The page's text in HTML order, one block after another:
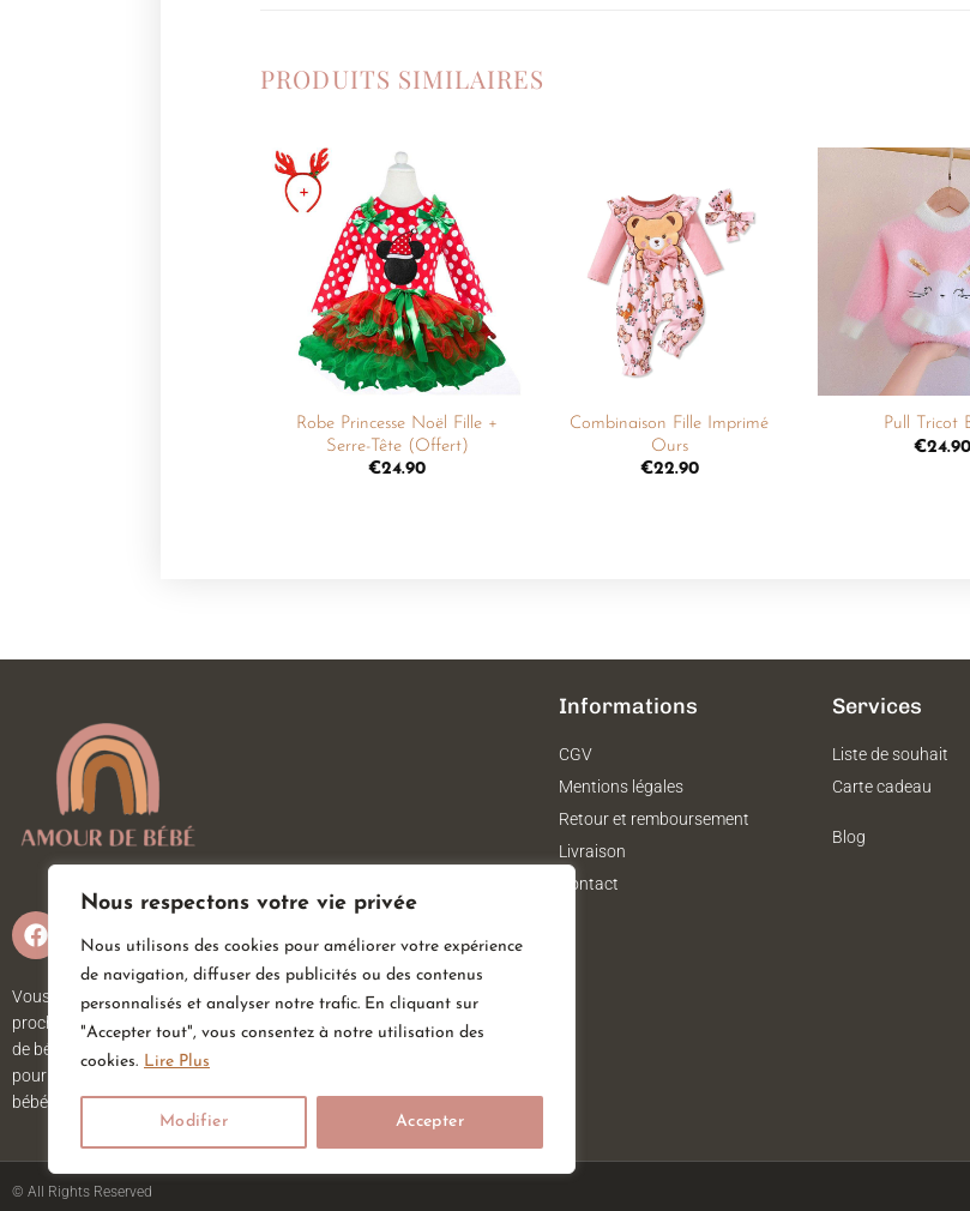
Nous respectons votre vie privée
Nous utilisons des cookies pour améliorer votre expérience
de navigation, diffuser des publicités ou des contenus
personnalisés et analyser notre trafic. En cliquant sur
"Accepter tout", vous consentez à notre utilisation des
cookies. Lire Plus
Modifier Accepter
PRODUITS SIMILAIRES
liste de
souhaits
Robe Princesse Noël Fille +
Serre-Tête (Offert)
€24.90
Ajouter
à la
Combinaison Fille Imprimé
Ours
€22.90
Pull Tricot
€24.90
Vous attendez un heureux événement ou vous ou vos
proches viennent d’accueillir un petit trésor ? Sur Amour
de bébé, vous trouverez tout ce dont vous avez besoin
pour votre bébé. Nous avons une large gamme d’articles
bébé au meilleur prix pour votre plus grand bonheur.
Informations
CGV
Mentions légales
Retour et remboursement
Livraison
Contact
Services
Liste de souhait
Carte cadeau
Blog
© All Rights Reserved